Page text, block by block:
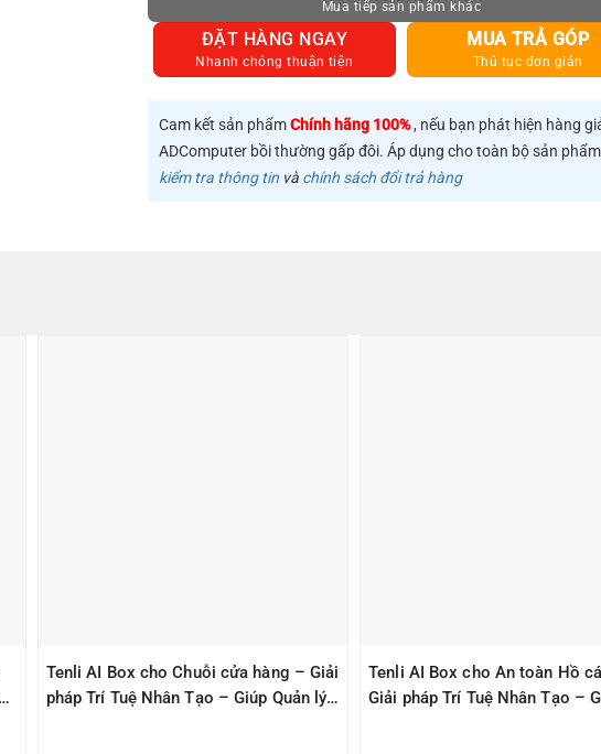
ĐẶT HÀNG NGAY
Nhanh chóng thuận tiện
MUA TRẢ GÓP
Thủ tục đơn giản
Cam kết sản phẩmChính hãng 100%, nếu bạn phát hiện hàng
ADComputer bồi thường gấp đôi. Áp dụng cho toàn bộ sản
kiểm tra thông tin và chính sách đổi trả hàng
Tenli AI Box cho Chuỗi cửa hàng – Giải
pháp Trí Tuệ Nhân Tạo – Giúp Quản lý
Tenli AI Box cho An toàn Hồ
Giải pháp Trí Tuệ Nhân Tạo –